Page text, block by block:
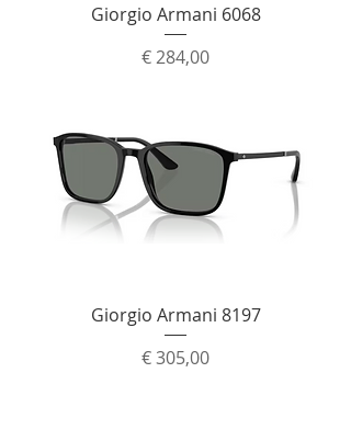
Giorgio Armani 6068
Prijs
€ 284,00
Giorgio Armani 8197
Prijs
€ 305,00